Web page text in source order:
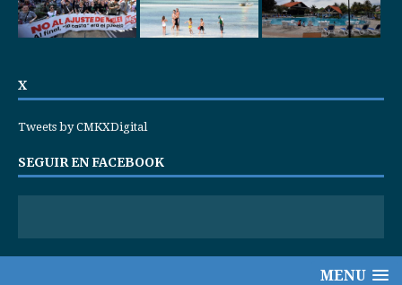
X
Tweets by CMKXDigital
SEGUIR EN FACEBOOK
MENU